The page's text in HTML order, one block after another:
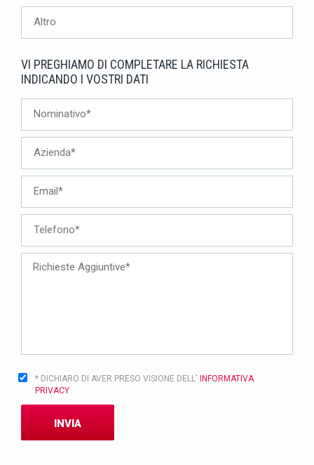
VI PREGHIAMO DI COMPLETARE LA RICHIESTA
INDICANDO I VOSTRI DATI
* DICHIARO DI AVER PRESO VISIONE DELL'
INFORMATIVA
PRIVACY
INVIA